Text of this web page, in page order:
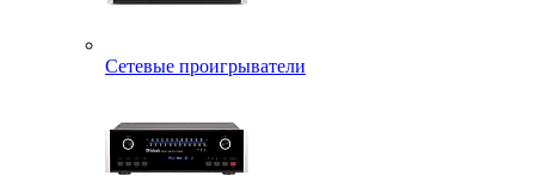
Сетевые проигрыватели